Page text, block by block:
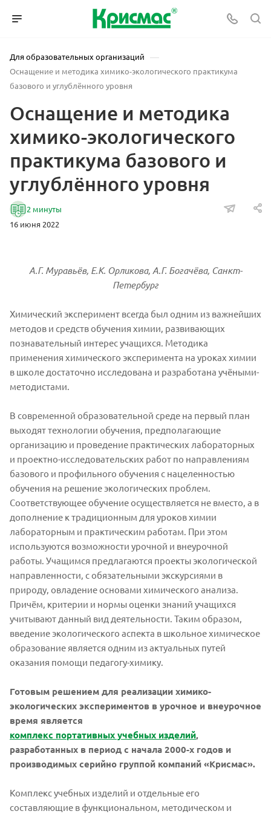
Для образовательных организаций —
Оснащение и методика химико-экологического практикума
базового и углублённого уровня
Оснащение и методика
химико-экологического
практикума базового и
углублённого уровня
2 минуты
16 июня 2022
А.Г. Муравьёв, Е.К. Орликова, А.Г. Богачёва, Санкт-
Петербург
Химический эксперимент всегда был одним из важнейших
методов и средств обучения химии, развивающих
познавательный интерес учащихся. Методика
применения химического эксперимента на уроках химии
в школе достаточно исследована и разработана учёными-
методистами.
В современной образовательной среде на первый план
выходят технологии обучения, предполагающие
организацию и проведение практических лабораторных
и проектно-исследовательских работ по направлениям
базового и профильного обучения с нацеленностью
обучения на решение экологических проблем.
Соответствующее обучение осуществляется не вместо, а в
дополнение к традиционным для уроков химии
лабораторным и практическим работам. При этом
используются возможности урочной и внеурочной
работы. Учащимся предлагаются проекты экологической
направленности, с обязательными экскурсиями в
природу, овладение основами химического анализа.
Причём, критерии и нормы оценки знаний учащихся
учитывают данный вид деятельности. Таким образом,
введение экологического аспекта в школьное химическое
образование является одним из актуальных путей
оказания помощи педагогу-химику.
Готовым решением для реализации химико-
экологических экспериментов в урочное и внеурочное
время является
комплекс портативных учебных изделий,
разработанных в период с начала 2000-х годов и
производимых серийно группой компаний «Крисмас».
Комплекс учебных изделий и отдельные его
составляющие в функциональном, методическом и